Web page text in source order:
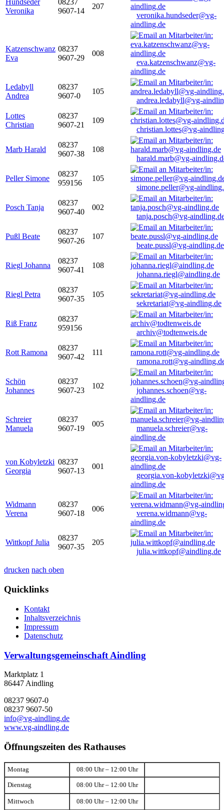
Hundseder
Veronika
08237
9607-14
207
veronika.hundseder@vg-
aindling.de
Katzenschwanz
Eva
08237
9607-29
008
eva.katzenschwanz@vg-
aindling.de
Ledabyll
Andrea
08237
9607-0
105
andrea.ledabyll@vg-
Lottes
Christian
08237
9607-21
109
christian.lottes@vg-
Marb Harald
08237
9607-38
108
harald.marb@vg-
Peller Simone
08237
959156
105
simone.peller@vg-
Posch Tanja
08237
9607-40
002
tanja.posch@vg-
Pußl Beate
08237
9607-26
107
beate.pussl@vg-aindling.de
Riegl Johanna
08237
9607-41
108
johanna.riegl@aindling.de
Riegl Petra
08237
9607-35
105
sekretariat@vg-aindling.de
Riß Franz
08237
959156
archiv@todtenweis.de
Rott Ramona
08237
9607-42
111
ramona.rott@vg-
Schön
Johannes
08237
9607-23
102
johannes.schoen@vg-
aindling.de
Schreier
Manuela
08237
9607-19
005
manuela.schreier@vg-
aindling.de
von Kobyletzki
Georgia
08237
9607-13
001
georgia.von-
aindling.de
Widmann
Verena
08237
9607-18
006
verena.widmann@vg-
aindling.de
Wittkopf Julia
08237
9607-35
205
julia.wittkopf@aindling.de
drucken nach oben
Quicklinks
Kontakt
Inhaltsverzeichnis
Impressum
Datenschutz
Verwaltungsgemeinschaft Aindling
Marktplatz 1
86447 Aindling
08237 9607-0
08237 9607-50
info@vg-aindling.de
www.vg-aindling.de
Öffnungszeiten des Rathauses
Montag 08:00 Uhr – 12:00 Uhr
Dienstag 08:00 Uhr – 12:00 Uhr
Mittwoch 08:00 Uhr – 12:00 Uhr